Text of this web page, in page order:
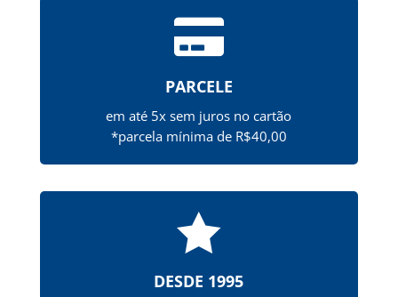

PARCELE
em até 5x sem juros no cartão
*parcela mínima de R$40,00

DESDE 1995